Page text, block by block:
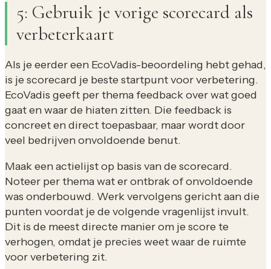
5: Gebruik je vorige scorecard als
verbeterkaart
Als je eerder een EcoVadis-beoordeling hebt gehad,
is je scorecard je beste startpunt voor verbetering.
EcoVadis geeft per thema feedback over wat goed
gaat en waar de hiaten zitten. Die feedback is
concreet en direct toepasbaar, maar wordt door
veel bedrijven onvoldoende benut.
Maak een actielijst op basis van de scorecard.
Noteer per thema wat er ontbrak of onvoldoende
was onderbouwd. Werk vervolgens gericht aan die
punten voordat je de volgende vragenlijst invult.
Dit is de meest directe manier om je score te
verhogen, omdat je precies weet waar de ruimte
voor verbetering zit.